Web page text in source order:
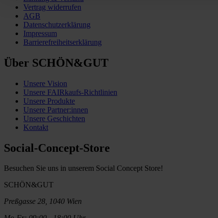
Vertrag widerrufen
AGB
Datenschutzerklärung
Impressum
Barrierefreiheitserklärung
Über SCHÖN&GUT
Unsere Vision
Unsere FAIRkaufs-Richtlinien
Unsere Produkte
Unsere Partner:innen
Unsere Geschichten
Kontakt
Social-Concept-Store
Besuchen Sie uns in unserem Social Concept Store!
SCHÖN&GUT
Preßgasse 28, 1040 Wien